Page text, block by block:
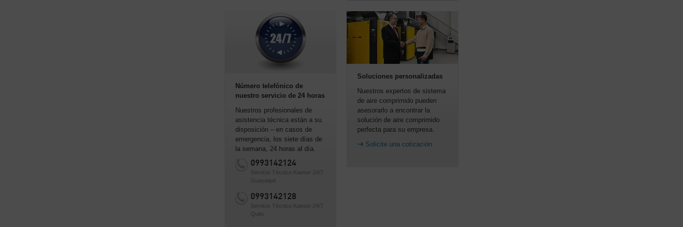
Número telefónico de
nuestro servicio de 24 horas
Nuestros profesionales de
asistencia técnica están a su
disposición – en casos de
emergencia, los siete días de
la semana, 24 horas al día.
0993142124
Servicio Técnico Kaeser 24/7
Guayaquil
0993142128
Servicio Técnico Kaeser 24/7
Quito
Soluciones personalizadas
Nuestros expertos de sistema
de aire comprimido pueden
asesorarlo a encontrar la
solución de aire comprimido
perfecta para su empresa.
Solicite una cotización